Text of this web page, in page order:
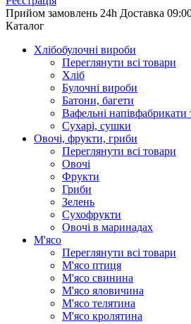
Прийом замовлень 24h Доставка
Каталог
Хлібобулочні вироби
Переглянути всі товари
Хліб
Булочні вироби
Батони, багети
Вафельні напівфабрикати
Сухарі, сушки
Овочі, фрукти, гриби
Переглянути всі товари
Овочі
Фрукти
Гриби
Зелень
Сухофрукти
Овочі в маринадах
М'ясо
Переглянути всі товари
М'ясо птиця
М'ясо свинина
М'ясо яловичина
М'ясо телятина
М'ясо кролятина